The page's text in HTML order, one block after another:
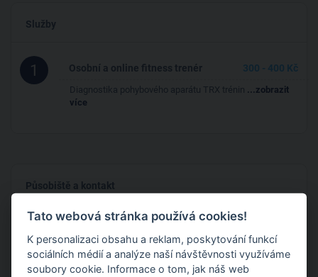
Služby
1 Osobní a online fitness trenér 300 - 400 Kč
Diagnostika pohybového aparátu TRX trénin ...zobrazit
více
Působiště a kontakt
Tato webová stránka používá cookies!
K personalizaci obsahu a reklam, poskytování funkcí
sociálních médií a analýze naší návštěvnosti využíváme
soubory cookie. Informace o tom, jak náš web